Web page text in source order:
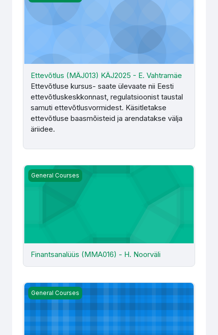
Ettevõtlus (MÄJ013) KÄJ2025 - E. Vahtramäe
Ettevõtluse kursus- saate ülevaate nii Eesti
ettevõtluskeskkonnast, regulatsioonist taustal
samuti ettevõtlusvormidest. Käsitletakse
ettevõtluse baasmõisteid ja arendatakse välja
äriidee.
Finantsanalüüs (MMA016) - H. Noorväli
General Courses
Finantsanalüüs (MMA016) - H. Noorväli
Internetiturundus (MÄJ053) - M. Rebane
General Courses